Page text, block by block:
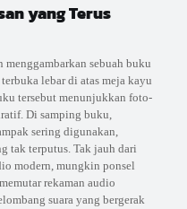
yang Terus
menggambarkan sebuah buku
lebar di atas meja kayu
tersebut menunjukkan foto-
Di samping buku,
sering digunakan,
tak terputus. Tak jauh dari
modern, mungkin ponsel
rekaman audio
suara yang bergerak